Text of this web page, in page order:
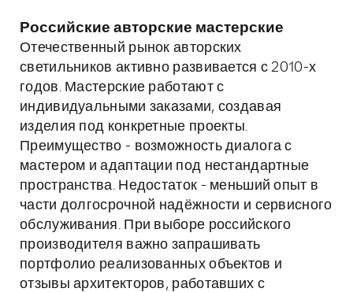
Российские авторские мастерские
Отечественный рынок авторских
светильников активно развивается с 2010-х
годов. Мастерские работают с
индивидуальными заказами, создавая
изделия под конкретные проекты.
Преимущество - возможность диалога с
мастером и адаптации под нестандартные
пространства. Недостаток - меньший опыт в
части долгосрочной надёжности и сервисного
обслуживания. При выборе российского
производителя важно запрашивать
портфолио реализованных объектов и
отзывы архитекторов, работавших с